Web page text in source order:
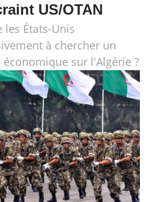
US/OTAN
États-Unis
à chercher un
sur l'Algérie ?